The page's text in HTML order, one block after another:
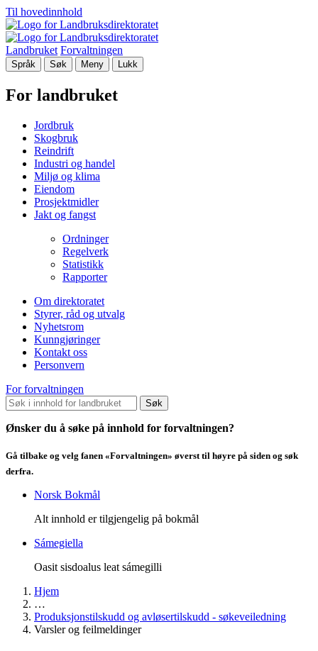
Til hovedinnhold
Landbruket Forvaltningen
Språk Søk Meny Lukk
For landbruket
Jordbruk
Skogbruk
Reindrift
Industri og handel
Miljø og klima
Eiendom
Prosjektmidler
Jakt og fangst
Ordninger
Regelverk
Statistikk
Rapporter
Om direktoratet
Styrer, råd og utvalg
Nyhetsrom
Kunngjøringer
Kontakt oss
Personvern
For forvaltningen
Søk
Ønsker du å søke på innhold for forvaltningen?
Gå tilbake og velg fanen «Forvaltningen» øverst til høyre på siden og søk
derfra.
Norsk Bokmål
Alt innhold er tilgjengelig på bokmål
Sámegiella
Oasit sisdoalus leat sámegilli
Hjem
…
Produksjonstilskudd og avløsertilskudd - søkeveiledning
Varsler og feilmeldinger